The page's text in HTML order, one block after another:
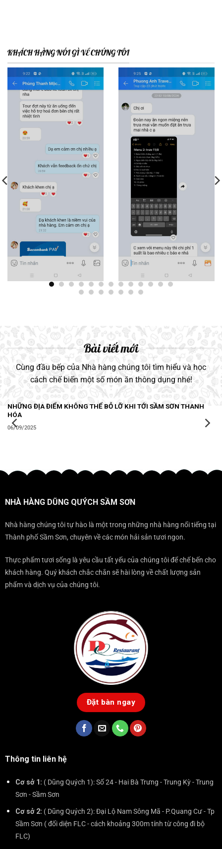
KHÁCH HÀNG NÓI GÌ VỀ CHÚNG TÔI
Bài viết mới
Cùng đầu bếp của Nhà hàng chúng tôi tìm hiểu và học
cách chế biến một số món ăn thông dụng nhé!
NHỮNG ĐỊA ĐIỂM KHÔNG THỂ BỎ LỠ KHI TỚI SẦM SƠN THANH
HÓA
06/09/2025
NHÀ HÀNG DŨNG QUÝCH SẦM SƠN
Nhà hàng chúng tôi tự hào là một trong những nhà hàng nổi tiếng tại
Thành phố Sầm Sơn, chuyên về các món hải sản tươi ngon.
Thực phẩm tươi sống là yêu cầu tất yếu của chúng tôi để chế bến cho
khách hàng. Quý khách chắc chắn sẽ hài lòng về chất lượng sản
phẩm và dịch vụ của chúng tôi.
Đặt bàn ngay
Thông tin liên hệ
Cơ sở 1: ( Dũng Quých 1): Số 24 - Hai Bà Trưng - Trung Kỳ - Trung
Sơn - Sầm Sơn
Cơ sở 2: ( Dũng Quých 2): Đại Lộ Nam Sông Mã - P.Quang Cư - Tp
Sầm Sơn ( đối diện FLC - cách khoảng 300m tính từ công đi bộ
FLC)